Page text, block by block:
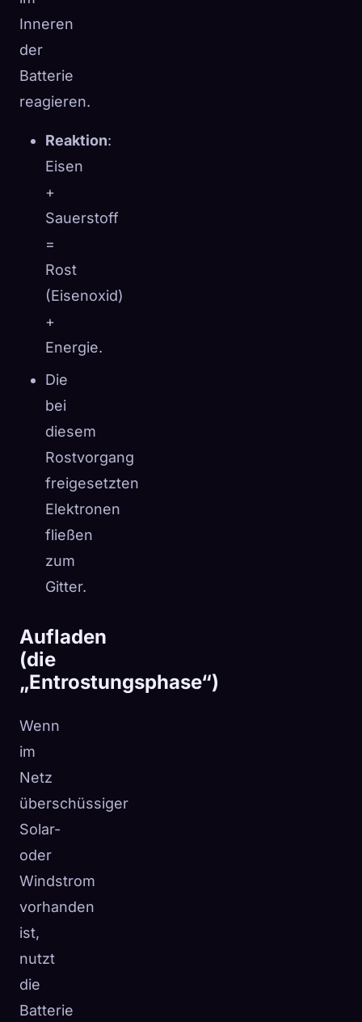
Inneren
der
Batterie
reagieren.
Reaktion:
Eisen
+
Sauerstoff
=
Rost
(Eisenoxid)
+
Energie.
Die
bei
diesem
Rostvorgang
freigesetzten
Elektronen
fließen
zum
Gitter.
Aufladen
(die
„Entrostungsphase“)
Wenn
im
Netz
überschüssiger
Solar-
oder
Windstrom
vorhanden
ist,
nutzt
die
Batterie